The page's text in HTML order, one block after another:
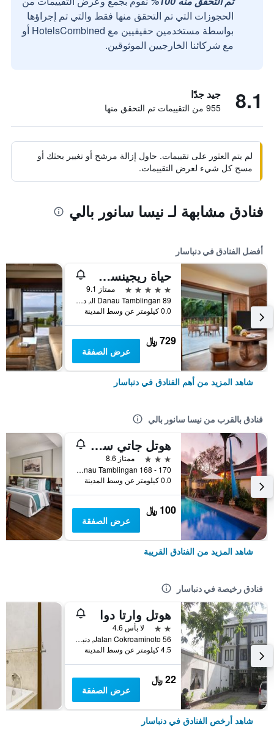
الحجوزات التي تم التحقق منها فقط والتي تم إجراؤها
بواسطة مستخدمين حقيقيين مع HotelsCombined أو
مع شركائنا الخارجيين الموثوقين.
8.1 جيد جدًا
955 من التقييمات تم التحقق منها
لم يتم العثور على تقييمات. حاول إزالة مرشح أو تغيير بحثك أو
مسح كل شيء لعرض التقييمات.
فنادق مشابهة لـ نيسا سانور بالي
أفضل الفنادق في دنباسار
حياة ريجينسي بالي
5 نجوم
ممتاز 9.1
Jl Danau Tamblingan 89, دنباسار, إندونيسيا
0.0 كيلومتر عن وسط المدينة
729 ﷼
عرض الصفقة
شاهد المزيد من أهم الفنادق في دنباسار
فنادق بالقرب من نيسا سانور بالي
هوتل جاتي سانور
3 نجوم
ممتاز 8.6
Jl. Danau Tamblingan 168 - 170, دنباسار, إندونيسيا
0.0 كيلومتر عن وسط المدينة
100 ﷼
عرض الصفقة
شاهد المزيد من الفنادق القريبة
فنادق رخيصة في دنباسار
هوتل وارتا دوا
2 نجمتين
لا بأس 4.6
56 Jalan Cokroaminoto, دنباسار, إندونيسيا
4.5 كيلومتر عن وسط المدينة
22 ﷼
عرض الصفقة
شاهد أرخص الفنادق في دنباسار